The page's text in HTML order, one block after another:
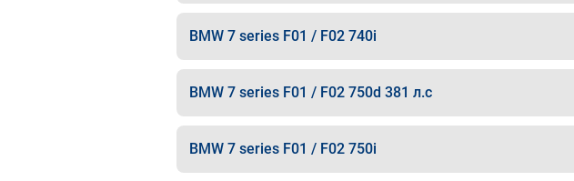
BMW 7 series F01 / F02 740i
BMW 7 series F01 / F02 750d 381 л.с
BMW 7 series F01 / F02 750i